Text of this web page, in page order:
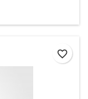
favorite_border